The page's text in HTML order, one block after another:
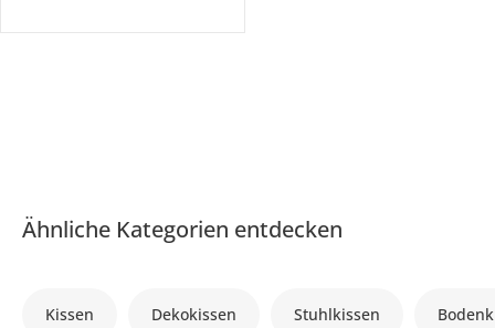
Ähnliche Kategorien entdecken
Kissen Dekokissen Stuhlkissen